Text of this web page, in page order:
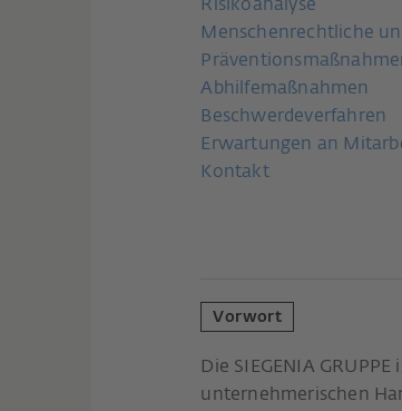
Risikoanalyse
Menschenrechtliche
Abhilfemaßnahmen
Beschwerdeverfahren
Erwartungen an
Kontakt
Vorwort
Die SIEGENIA
unternehmerischen